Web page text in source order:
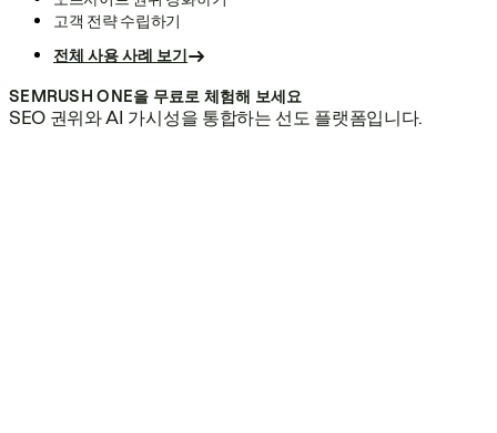
고객 전략 수립하기
전체 사용 사례 보기
SEMRUSH ONE을 무료로 체험해 보세요
SEO 권위와 AI 가시성을 통합하는 선도 플랫폼입니다.